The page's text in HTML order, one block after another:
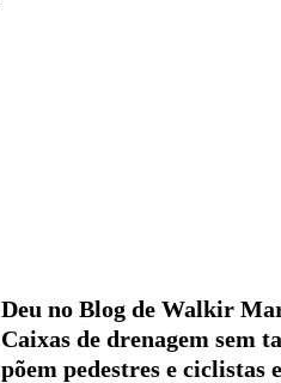
Deu no Blog de Walkir
Caixas de drenagem sem
põem pedestres e ciclistas